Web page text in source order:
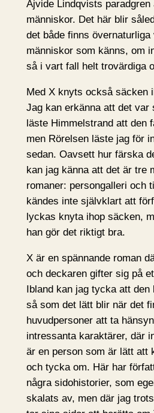
Ajvide Lindqvists
människor. Det här blir
det både finns övernaturliga
människor som känns, om
så i vart fall helt trovärdiga
Med X knyts också säcken
Jag kan erkänna att det var
läste Himmelstrand att den
men Rörelsen läste jag för
sedan. Oavsett hur färska
kan jag känna att det är tre
romaner: persongalleri och
kändes inte självklart att
lyckas knyta ihop säcken,
han gör det riktigt bra.
X är en spännande roman
och deckaren gifter sig på
Ibland kan jag tycka att den
så som det lätt blir när det
huvudpersoner att ta
intressanta karaktärer, där
är en person som är lätt att
och tycka om. Här har
några sidohistorier, som
skalats av, men där jag